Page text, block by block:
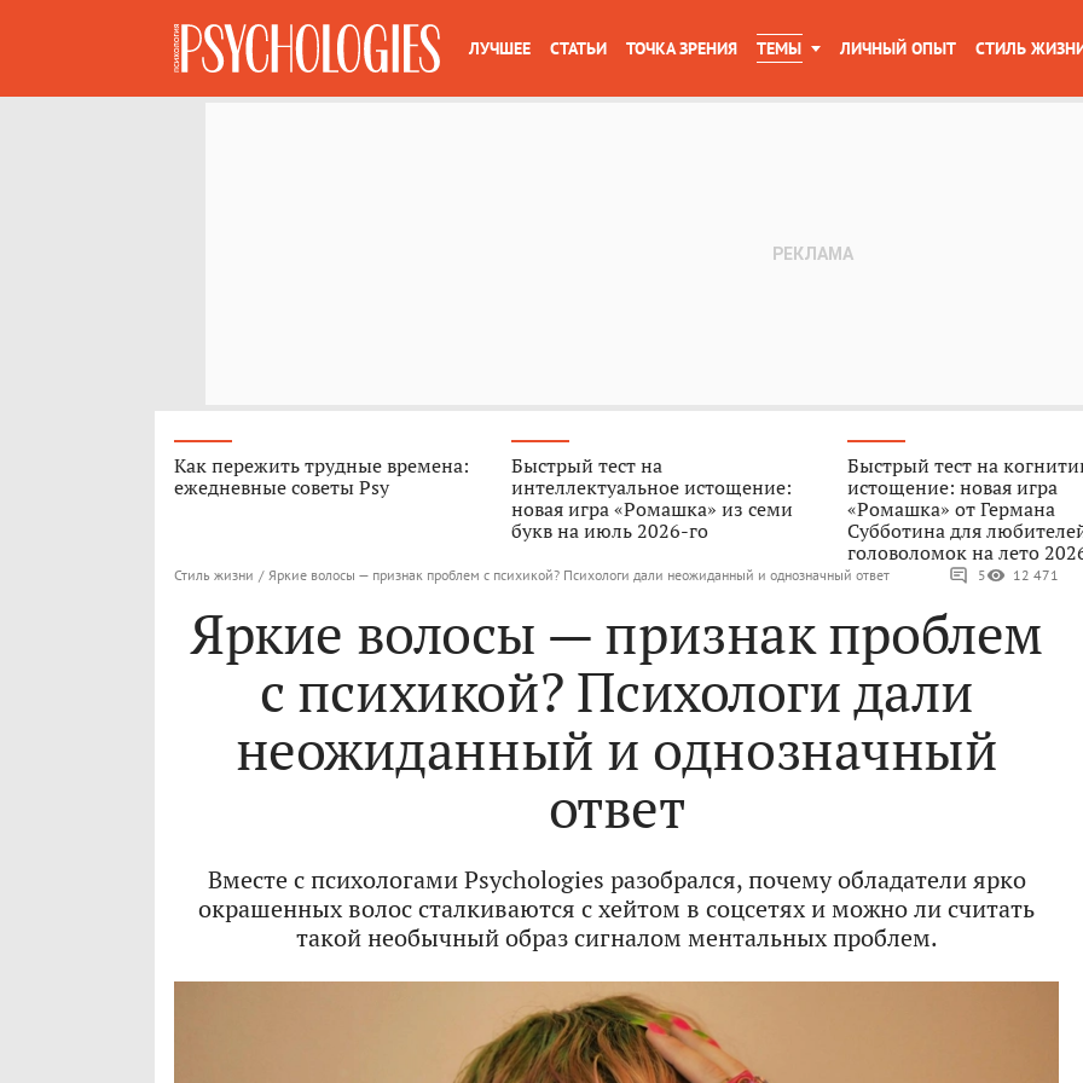
ЛУЧШЕЕ СТАТЬИ ТОЧКА ЗРЕНИЯ ТЕМЫ ЛИЧНЫЙ ОПЫТ СТИЛЬ
Как пережить трудные времена:
ежедневные советы Psy
Быстрый тест на
интеллектуальное истощение:
новая игра «Ромашка» из семи
букв на июль 2026-го
Быстрый тест на
истощение: новая игра
«Ромашка» от Германа
Субботина для
головоломок на лето
Стиль жизни / Яркие волосы — признак проблем с психикой? Психологи дали неожиданный и однозначный ответ 5 12 471
Яркие волосы — признак проблем
с психикой? Психологи дали
неожиданный и однозначный
ответ
Вместе с психологами Psychologies разобрался, почему обладатели ярко
окрашенных волос сталкиваются с хейтом в соцсетях и можно ли считать
такой необычный образ сигналом ментальных проблем.